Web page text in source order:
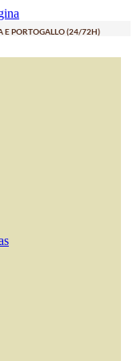
E PORTOGALLO (24/72H)